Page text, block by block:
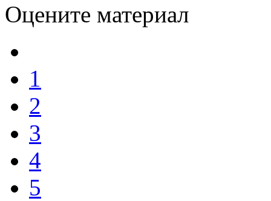
Оцените материал
1
2
3
4
5